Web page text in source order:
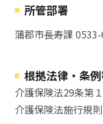
所管部署
蒲郡市長寿課
根拠法律・条
介護保険法29条第
介護保険法施行規